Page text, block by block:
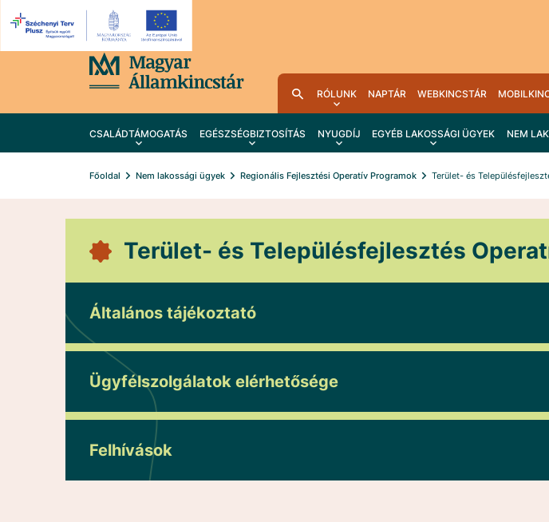
RÓLUNK NAPTÁR WEBKINCSTÁR
CSALÁDTÁMOGATÁS EGÉSZSÉGBIZTOSÍTÁS NYUGDÍJ EGYÉB LAKOSSÁGI ÜGYEK NEM
Főoldal Nem lakossági ügyek Regionális Fejlesztési Operatív Programok Terület- és
Terület- és Településfejlesztés
Általános tájékoztató
Ügyfélszolgálatok elérhetősége
Felhívások